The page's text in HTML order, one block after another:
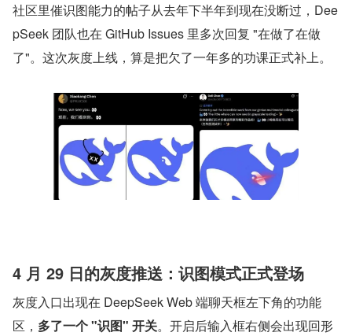
社区里催识图能力的帖子从去年下半年到现在没断过，Dee
pSeek 团队也在 GitHub Issues 里多次回复 "在做了在做
了"。这次灰度上线，算是把欠了一年多的功课正式补上。
4 月 29 日的灰度推送：识图模式正式登场
灰度入口出现在 DeepSeek Web 端聊天框左下角的功能
区， 多了一个 "识图" 开关。开启后输入框右侧会出现回形